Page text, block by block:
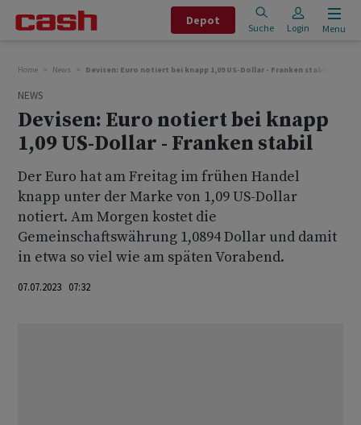
Depot
Suche Login Menu
Home News Devisen: Euro notiert bei knapp 1,09 US-Dollar - Franken stabil
NEWS
Devisen: Euro notiert bei knapp
1,09 US-Dollar - Franken stabil
Der Euro hat am Freitag im frühen Handel
knapp unter der Marke von 1,09 US-Dollar
notiert. Am Morgen kostet die
Gemeinschaftswährung 1,0894 Dollar und damit
in etwa so viel wie am späten Vorabend.
07.07.2023 07:32